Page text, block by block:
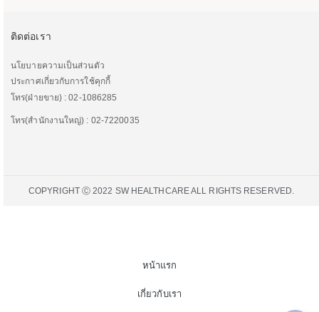
ติดต่อเรา
นโยบายความเป็นส่วนตัว
ประกาศเกี่ยวกับการใช้คุกกี้
โทร(ฝ่ายขาย) : 02-1086285
โทร(สำนักงานใหญ่) : 02-7220035
COPYRIGHT Ⓒ 2022 SW HEALTHCARE ALL RIGHTS RESERVED.
หน้าแรก
เกี่ยวกับเรา